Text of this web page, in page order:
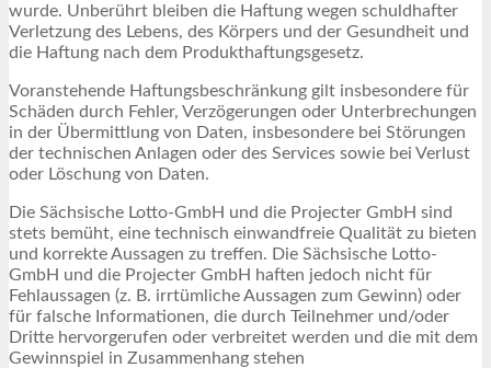
wurde. Unberührt bleiben die Haftung wegen schuldhafter
Verletzung des Lebens, des Körpers und der Gesundheit und
die Haftung nach dem Produkthaftungsgesetz.
Voranstehende Haftungsbeschränkung gilt insbesondere für
Schäden durch Fehler, Verzögerungen oder Unterbrechungen
in der Übermittlung von Daten, insbesondere bei Störungen
der technischen Anlagen oder des Services sowie bei Verlust
oder Löschung von Daten.
Die Sächsische Lotto-GmbH und die Projecter GmbH sind
stets bemüht, eine technisch einwandfreie Qualität zu bieten
und korrekte Aussagen zu treffen. Die Sächsische Lotto-
GmbH und die Projecter GmbH haften jedoch nicht für
Fehlaussagen (z. B. irrtümliche Aussagen zum Gewinn) oder
für falsche Informationen, die durch Teilnehmer und/oder
Dritte hervorgerufen oder verbreitet werden und die mit dem
Gewinnspiel in Zusammenhang stehen